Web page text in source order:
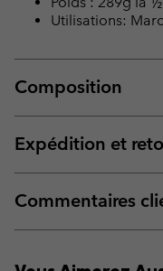
Utilisations:
Composition
Expédition et
Commentaires